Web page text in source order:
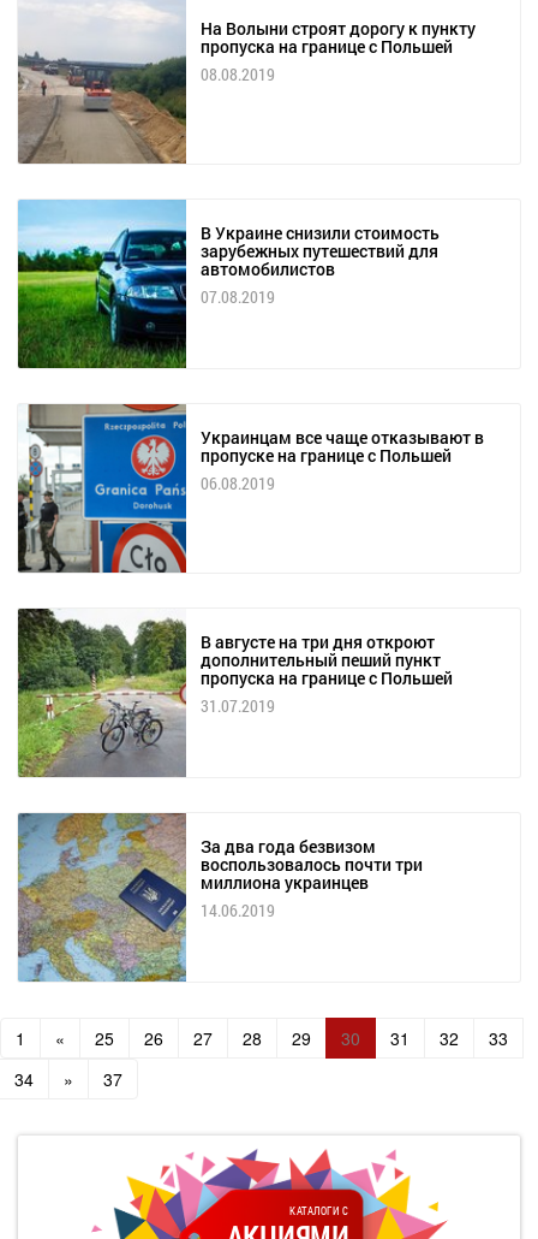
На Волыни строят дорогу к пункту
пропуска на границе с Польшей
08.08.2019
В Украине снизили стоимость
зарубежных путешествий для
автомобилистов
07.08.2019
Украинцам все чаще отказывают в
пропуске на границе с Польшей
06.08.2019
В августе на три дня откроют
дополнительный пеший пункт
пропуска на границе с Польшей
31.07.2019
За два года безвизом
воспользовалось почти три
миллиона украинцев
14.06.2019
1 « 25 26 27 28 29 30 31 32
33
34
» 37
КАТАЛОГИ С